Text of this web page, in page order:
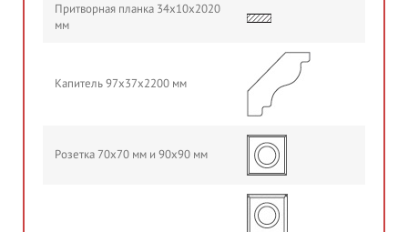
Притворная планка 34х10х2020
мм
Капитель 97х37х2200 мм
Розетка 70х70 мм и 90х90 мм